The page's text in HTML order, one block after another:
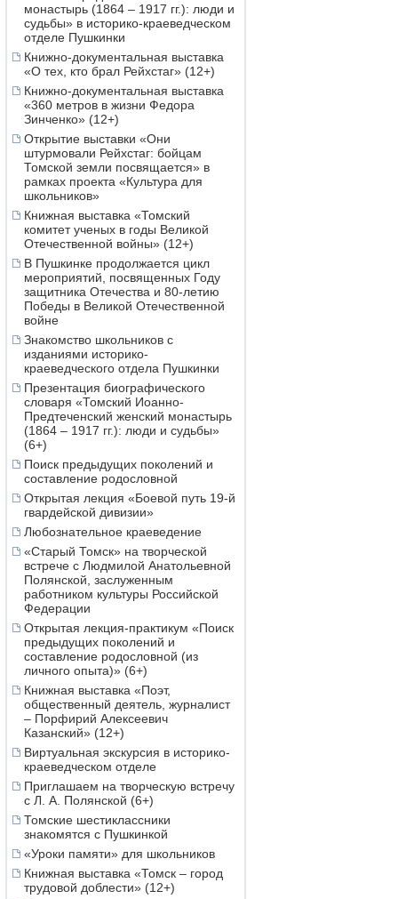
монастырь (1864 – 1917 гг.): люди и
судьбы» в историко-краеведческом
отделе Пушкинки
Книжно-документальная выставка
«О тех, кто брал Рейхстаг» (12+)
Книжно-документальная выставка
«360 метров в жизни Федора
Зинченко» (12+)
Открытие выставки «Они
штурмовали Рейхстаг: бойцам
Томской земли посвящается» в
рамках проекта «Культура для
школьников»
Книжная выставка «Томский
комитет ученых в годы Великой
Отечественной войны» (12+)
В Пушкинке продолжается цикл
мероприятий, посвященных Году
защитника Отечества и 80-летию
Победы в Великой Отечественной
войне
Знакомство школьников с
изданиями историко-
краеведческого отдела Пушкинки
Презентация биографического
словаря «Томский Иоанно-
Предтеченский женский монастырь
(1864 – 1917 гг.): люди и судьбы»
(6+)
Поиск предыдущих поколений и
составление родословной
Открытая лекция «Боевой путь 19-й
гвардейской дивизии»
Любознательное краеведение
«Старый Томск» на творческой
встрече с Людмилой Анатольевной
Полянской, заслуженным
работником культуры Российской
Федерации
Открытая лекция-практикум «Поиск
предыдущих поколений и
составление родословной (из
личного опыта)» (6+)
Книжная выставка «Поэт,
общественный деятель, журналист
– Порфирий Алексеевич
Казанский» (12+)
Виртуальная экскурсия в историко-
краеведческом отделе
Приглашаем на творческую встречу
с Л. А. Полянской (6+)
Томские шестиклассники
знакомятся с Пушкинкой
«Уроки памяти» для школьников
Книжная выставка «Томск – город
трудовой доблести» (12+)